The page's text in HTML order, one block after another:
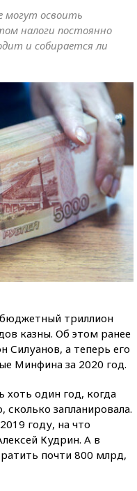
могут освоить
налоги постоянно
и собирается ли
бюджетный триллион
казны. Об этом ранее
Силуанов, а теперь его
Минфина за 2020 год.
один год, когда
сколько запланировала.
году, на что
Кудрин. А в
почти 800 млрд,